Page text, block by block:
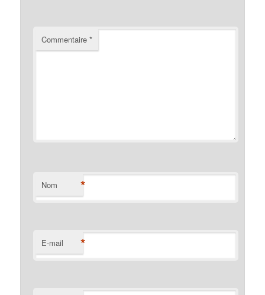
Commentaire*
Nom *
E-mail *